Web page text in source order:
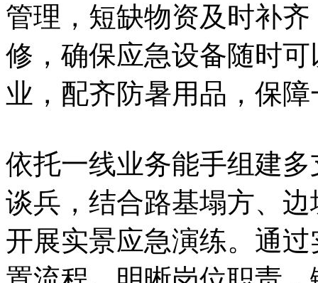
管理，短缺物资及时补
修，确保应急设备随时
业，配齐防暑用品，保
依托一线业务能手组建
谈兵，结合路基塌方、
开展实景应急演练。通